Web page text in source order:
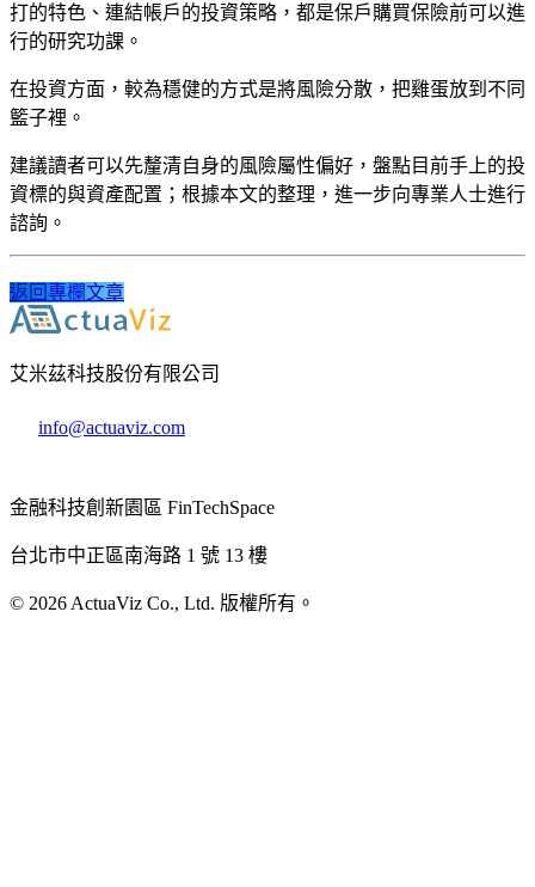
打的特色、連結帳戶的投資策略，都是保戶購買保險前可以進
行的研究功課。
在投資方面，較為穩健的方式是將風險分散，把雞蛋放到不同
籃子裡。
建議讀者可以先釐清自身的風險屬性偏好，盤點目前手上的投
資標的與資產配置；根據本文的整理，進一步向專業人士進行
諮詢。
返回專欄文章
艾米茲科技股份有限公司
info@actuaviz.com
金融科技創新園區 FinTechSpace
台北市中正區南海路 1 號 13 樓
© 2026 ActuaViz Co., Ltd. 版權所有。